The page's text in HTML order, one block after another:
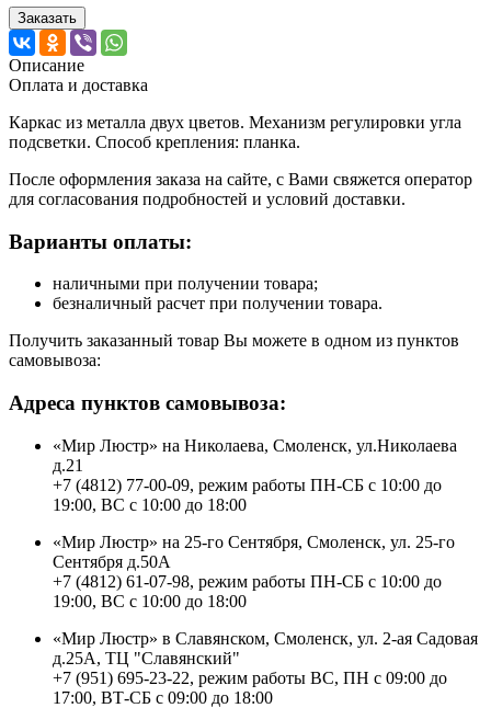
Заказать
Описание
Оплата и доставка
Каркас из металла двух цветов. Механизм регулировки угла
подсветки. Способ крепления: планка.
После оформления заказа на сайте, с Вами свяжется оператор
для согласования подробностей и условий доставки.
Варианты оплаты:
наличными при получении товара;
безналичный расчет при получении товара.
Получить заказанный товар Вы можете в одном из пунктов
самовывоза:
Адреса пунктов самовывоза:
«Мир Люстр» на Николаева, Смоленск, ул.Николаева
д.21
+7 (4812) 77-00-09, режим работы ПН-СБ с 10:00 до
19:00, ВС с 10:00 до 18:00
«Мир Люстр» на 25-го Сентября, Смоленск, ул. 25-го
Сентября д.50А
+7 (4812) 61-07-98, режим работы ПН-СБ с 10:00 до
19:00, ВС с 10:00 до 18:00
«Мир Люстр» в Славянском, Смоленск, ул. 2-ая Садовая
д.25А, ТЦ "Славянский"
+7 (951) 695-23-22, режим работы ВС, ПН с 09:00 до
17:00, ВТ-СБ с 09:00 до 18:00